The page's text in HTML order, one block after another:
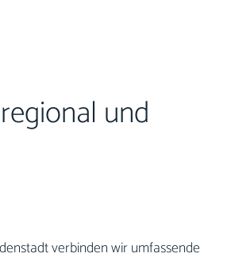
und
verbinden wir umfassende